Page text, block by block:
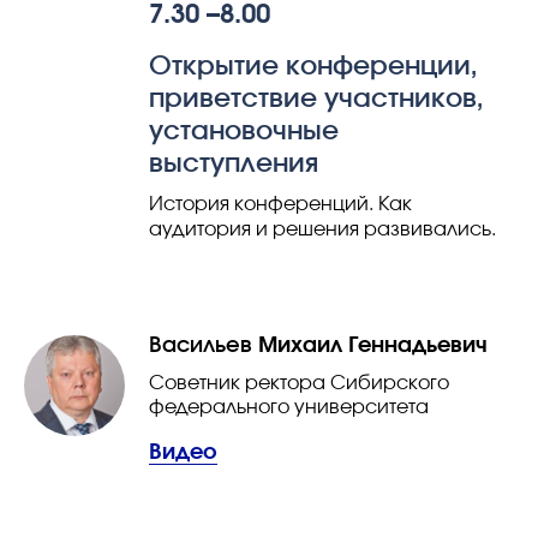
7.30 –8.00
Открытие конференции,
приветствие участников,
установочные
выступления
История конференций. Как
аудитория и решения развивались.
Васильев Михаил Геннадьевич
Советник ректора Сибирского
федерального университета
Видео